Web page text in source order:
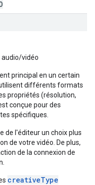
audio/vidéo
principal en un certain
différents formats
propriétés (résolution,
conçue pour des
spécifiques.
de l'éditeur un choix plus
de votre vidéo. De plus,
de la connexion de
creativeType